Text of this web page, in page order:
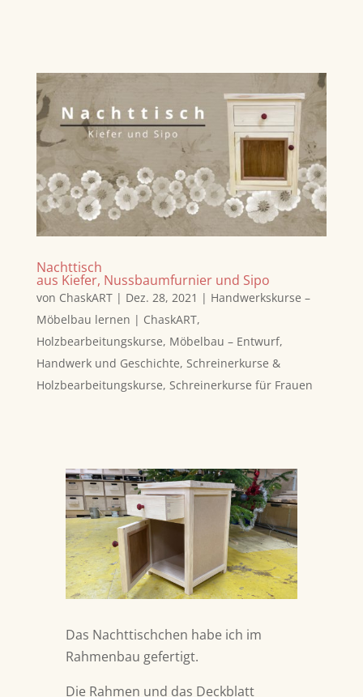
Nachttisch
aus Kiefer, Nussbaumfurnier und Sipo
von ChaskART| Dez. 28, 2021 | Handwerkskurse –
Möbelbau lernen | ChaskART,
Holzbearbeitungskurse, Möbelbau – Entwurf,
Handwerk und Geschichte, Schreinerkurse &
Holzbearbeitungskurse, Schreinerkurse für Frauen
Das Nachttischchen habe ich im
Rahmenbau gefertigt.
Die Rahmen und das Deckblatt